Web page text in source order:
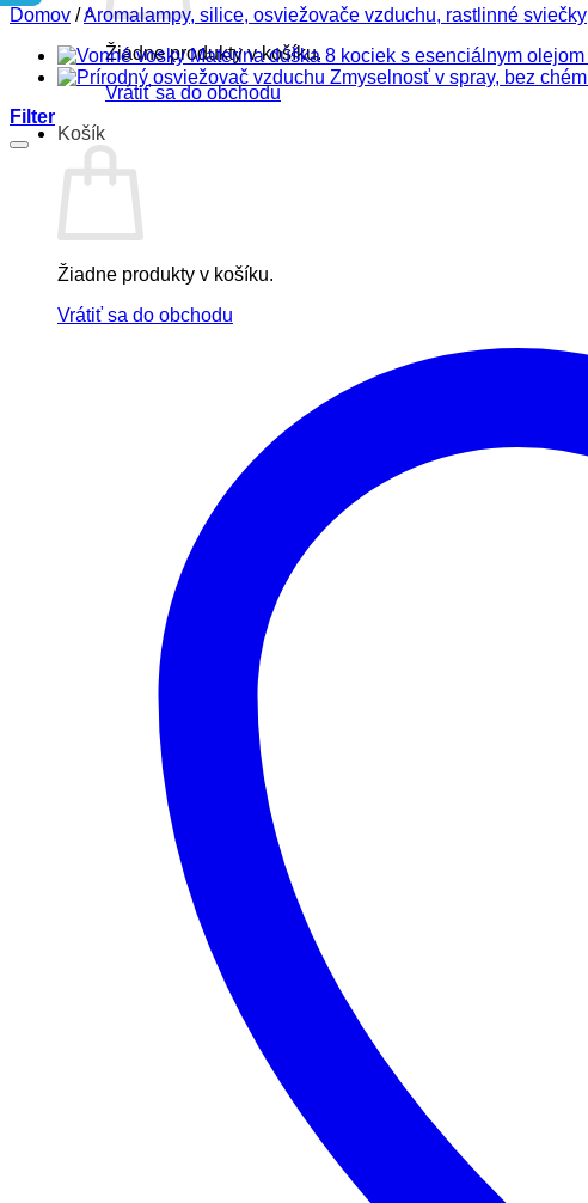
Žiadne produkty v košíku.
Vrátiť sa do obchodu
Košík
Žiadne produkty v košíku.
Vrátiť sa do obchodu
Domov /Aromalampy, silice, osviežovače vzduchu, rastlinné sviečky
Filter